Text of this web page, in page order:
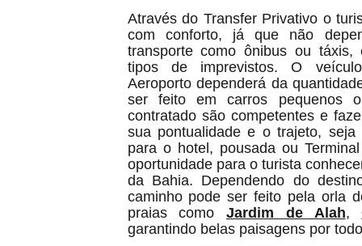
Através do Transfer Privativo o
com conforto, já que não
transporte como ônibus ou táxis,
tipos de imprevistos. O
Aeroporto dependerá da
ser feito em carros pequenos
contratado são competentes e
sua pontualidade e o trajeto,
para o hotel, pousada ou
oportunidade para o turista
da Bahia. Dependendo do
caminho pode ser feito pela orla
praias como Jardim de Alah,
garantindo belas paisagens por